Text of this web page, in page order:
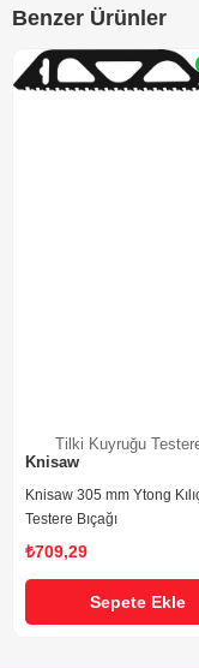
Benzer Ürünler
Tilki Kuyruğu
Knisaw
Knisaw 305 mm Ytong
Testere Bıçağı
₺709,29
Sepete Ekle